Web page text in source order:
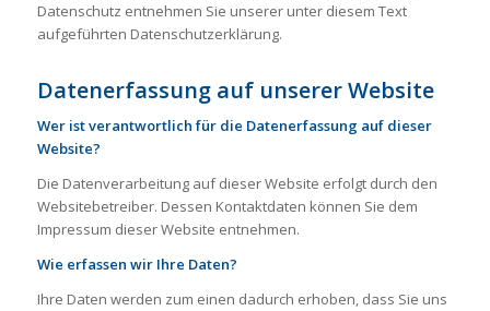
Datenschutz entnehmen Sie unserer unter diesem Text
aufgeführten Datenschutzerklärung.
Datenerfassung auf unserer Website
Wer ist verantwortlich für die Datenerfassung auf dieser
Website?
Die Datenverarbeitung auf dieser Website erfolgt durch den
Websitebetreiber. Dessen Kontaktdaten können Sie dem
Impressum dieser Website entnehmen.
Wie erfassen wir Ihre Daten?
Ihre Daten werden zum einen dadurch erhoben, dass Sie uns